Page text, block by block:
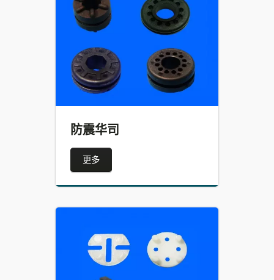
防震华司
更多